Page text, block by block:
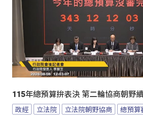
115年總預算拚表決 第二輪協商朝野
政經 立法院 立法院朝野協商 總預算